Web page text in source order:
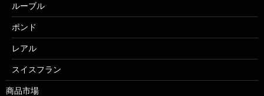
ルーブル
ポンド
レアル
スイスフラン
商品市場